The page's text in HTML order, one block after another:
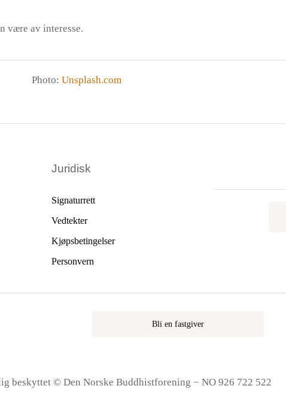
være av interesse.
Photo: Unsplash.com
Juridisk
Signaturrett
Vedtekter
Kjøpsbetingelser
Personvern
Bli en fastgiver
beskyttet © Den Norske Buddhistforening − NO 926 722 522